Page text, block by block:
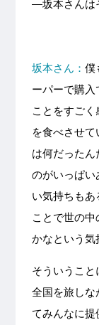
—坂本さんは
坂本さん： 僕
ーパーで購入
ことをすご
を食べさせ
は何だったん
のがいっぱい
い気持ちもあ
ことで世の
かなという気
そういうこ
全国を旅しな
てみんなに提